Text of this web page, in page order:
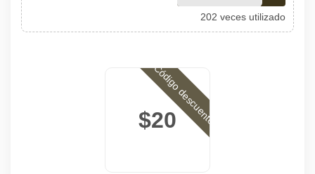
202 veces utilizado
$20
Código descuento